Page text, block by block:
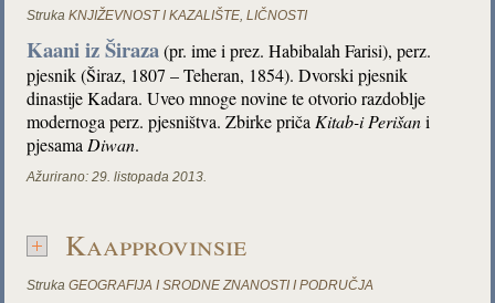
Struka KNJIŽEVNOST I KAZALIŠTE,LIČNOSTI
Kaani iz Širaza(pr. ime i prez. Habibalah Farisi), perz.
pjesnik (Širaz, 1807 – Teheran, 1854). Dvorski pjesnik
dinastije Kadara. Uveo mnoge novine te otvorio razdoblje
modernoga perz. pjesništva. Zbirke priča Kitab-i Perišani
pjesama Diwan.
Ažurirano: 29. listopada 2013.
Kaapprovinsie
Struka GEOGRAFIJA I SRODNE ZNANOSTI I PODRUČJA